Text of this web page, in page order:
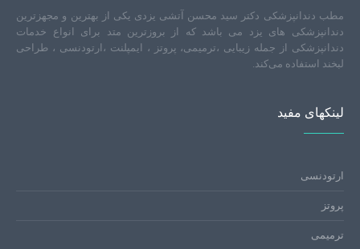
مطب دندانپزشکی دکتر سید محسن آتشی یزدی یکی از بهترین و مجهزترین
دندانپزشکی های یزد می باشد که از بروزترین متد برای انواع خدمات
دندانپزشکی از جمله زیبایی ،ترمیمی، پروتز ، ایمپلنت ،ارتودنسی ، طراحی
لبخند استفاده می‌کند.
لینکهای مفید
ارتودنسی
پروتز
ترمیمی